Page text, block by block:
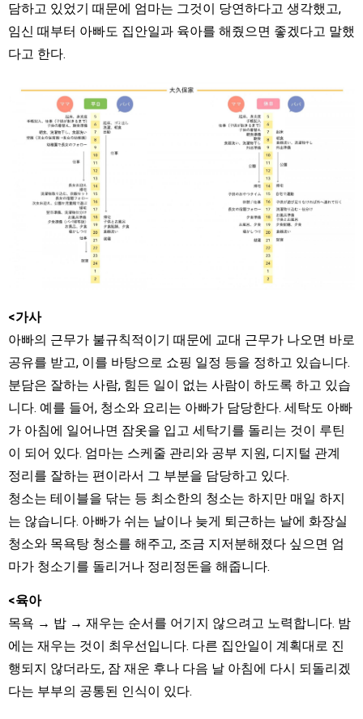
담하고 있었기 때문에 엄마는 그것이 당연하다고 생각했고,
임신 때부터 아빠도 집안일과 육아를 해줬으면 좋겠다고 말했
다고 한다.
<가사
아빠의 근무가 불규칙적이기 때문에 교대 근무가 나오면 바로
공유를 받고, 이를 바탕으로 쇼핑 일정 등을 정하고 있습니다.
분담은 잘하는 사람, 힘든 일이 없는 사람이 하도록 하고 있습
니다. 예를 들어, 청소와 요리는 아빠가 담당한다. 세탁도 아빠
가 아침에 일어나면 잠옷을 입고 세탁기를 돌리는 것이 루틴
이 되어 있다. 엄마는 스케줄 관리와 공부 지원, 디지털 관계
정리를 잘하는 편이라서 그 부분을 담당하고 있다.
청소는 테이블을 닦는 등 최소한의 청소는 하지만 매일 하지
는 않습니다. 아빠가 쉬는 날이나 늦게 퇴근하는 날에 화장실
청소와 목욕탕 청소를 해주고, 조금 지저분해졌다 싶으면 엄
마가 청소기를 돌리거나 정리정돈을 해줍니다.
<육아
목욕 → 밥 → 재우는 순서를 어기지 않으려고 노력합니다. 밤
에는 재우는 것이 최우선입니다. 다른 집안일이 계획대로 진
행되지 않더라도, 잠 재운 후나 다음 날 아침에 다시 되돌리겠
다는 부부의 공통된 인식이 있다.